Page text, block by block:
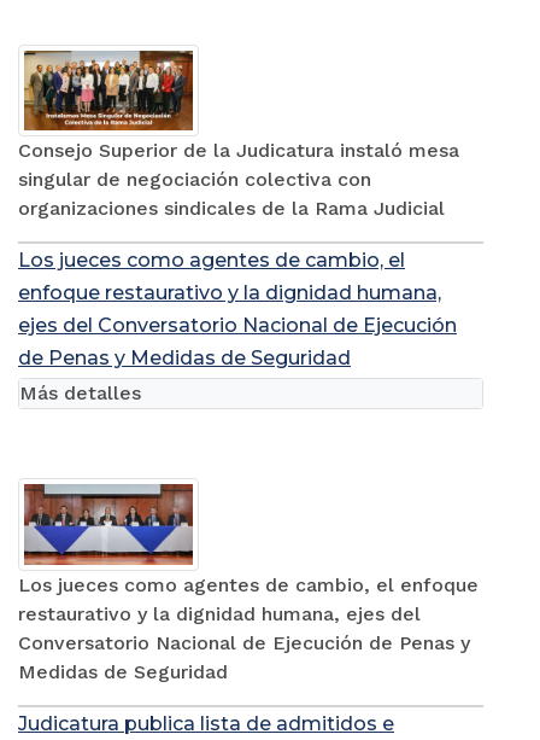
Consejo Superior de la Judicatura instaló mesa
singular de negociación colectiva con
organizaciones sindicales de la Rama Judicial
Los jueces como agentes de cambio, el
enfoque restaurativo y la dignidad humana,
ejes del Conversatorio Nacional de Ejecución
de Penas y Medidas de Seguridad
Los jueces como agentes de cambio, el enfoque
restaurativo y la dignidad humana, ejes del
Conversatorio Nacional de Ejecución de Penas y
Medidas de Seguridad
Más detalles
Judicatura publica lista de admitidos e